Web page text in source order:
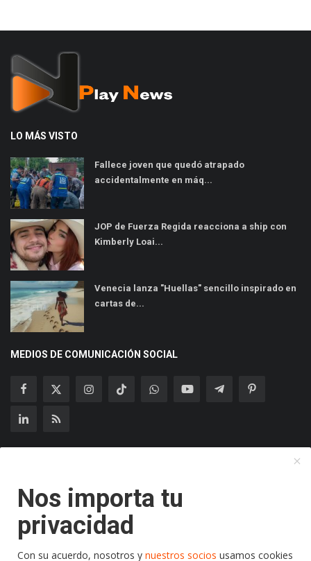
LO MÁS VISTO
Fallece joven que quedó atrapado
accidentalmente en máq...
JOP de Fuerza Regida reacciona a ship con
Kimberly Loai...
Venecia lanza "Huellas" sencillo inspirado en
cartas de...
MEDIOS DE COMUNICACIÓN SOCIAL
Nos importa tu
privacidad
Con su acuerdo, nosotros y nuestros socios usamos cookies